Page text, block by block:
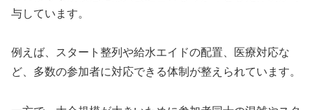
与しています。
例えば、スタート整列や給水エイドの配置、医療対応な
ど、多数の参加者に対応できる体制が整えられています。